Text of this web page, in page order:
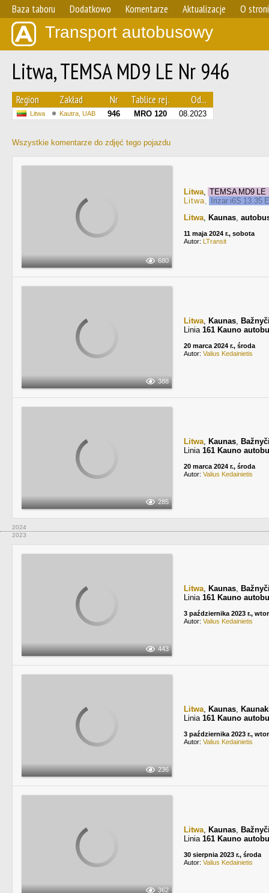
Baza taboru Dodatkowo Komentarze Aktualizacje O
Transport autobusowy
Litwa, TEMSA MD9 LE Nr 946
Region Zakład Nr Tablice rej. Od...
Litwa Kautra, UAB 946 MRO 120 08.2023
Wszystkie komentarze do zdjęć tego pojazdu
680
Litwa, TEMSA MD9 LE
Litwa,
Irizar i6S 13.35
Litwa, Kaunas,
11 maja 2024 r., sobota
Autor: LTransit
388
Litwa, Kaunas,
Linia 161 Kauno
20 marca 2024 r., środa
Autor: Valius Kedainietis
285
Litwa, Kaunas,
Linia 161 Kauno
20 marca 2024 r., środa
Autor: Valius Kedainietis
2024
2023
443
Litwa, Kaunas,
Linia 161 Kauno
3 października 2023 r.,
Autor: Valius Kedainietis
236
Litwa, Kaunas,
Linia 161 Kauno
3 października 2023 r.,
Autor: Valius Kedainietis
362
Litwa, Kaunas,
Linia 161 Kauno
30 sierpnia 2023 r., środa
Autor: Valius Kedainietis